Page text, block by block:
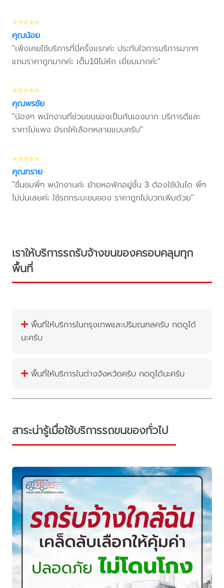
⭐⭐⭐⭐⭐
คุณน้อย
"เพิ่งเคยใช้บริการที่นี่ครั้งแรกค่ะ ประทับใจการบริการมากๆ
แถมราคาถูกมากค่ะ เต็ม10ไม่หัก เยี่ยมมากค่ะ"
⭐⭐⭐⭐⭐
คุณพรชัย
"น้องๆ พนักงานที่ช่วยขนของเป็นกันเองมาก บริการดีและ
ราคาไม่แพง มีรถให้เลือกหลายแบบครับ"
⭐⭐⭐⭐⭐
คุณทราย
"ชื่นชมพี่ๆ พนักงานค่ะ ย้ายหอพักอยู่ชั้น 3 ต้องใช้บันได พี่ๆ
ไม่บ่นเลยค่ะ ใช้รถกระบะขนของ ราคาถูกไม่บวกเพิ่มด้วย"
เราให้บริการรถรับจ้างขนของครอบคลุมทุก
พื้นที่
พื้นที่ให้บริการในกรุงเทพและปริมณฑลครับ กดดูได้
นะครับ
พื้นที่ให้บริการในต่างจังหวัดครับ กดดูได้นะครับ
สาระน่ารู้เมื่อใช้บริการรถขนของทั่วไป